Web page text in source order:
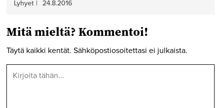
Lyhyet | 24.8.2016
Mitä mieltä? Kommentoi!
Täytä kaikki kentät. Sähköpostiosoitettasi ei julkaista.